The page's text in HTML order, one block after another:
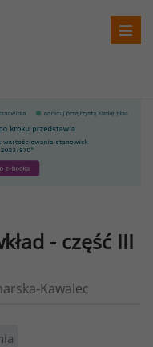
- część III
Kawalec